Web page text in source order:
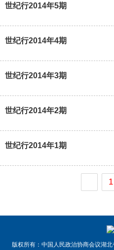
世纪行2014年5期
世纪行2014年4期
世纪行2014年3期
世纪行2014年2期
世纪行2014年1期
1
版权所有：中国人民政治协商会议湖